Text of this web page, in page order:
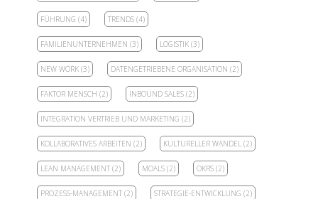
FÜHRUNG(4) TRENDS(4)
FAMILIENUNTERNEHMEN(3) LOGISTIK(3)
NEW WORK(3) DATENGETRIEBENE ORGANISATION(2)
FAKTOR MENSCH(2) INBOUND SALES(2)
INTEGRATION VERTRIEB UND MARKETING(2)
KOLLABORATIVES ARBEITEN(2) KULTURELLER WANDEL(2)
LEAN MANAGEMENT(2) MOALS(2) OKRS(2)
PROZESS-MANAGEMENT(2) STRATEGIE-ENTWICKLUNG(2)